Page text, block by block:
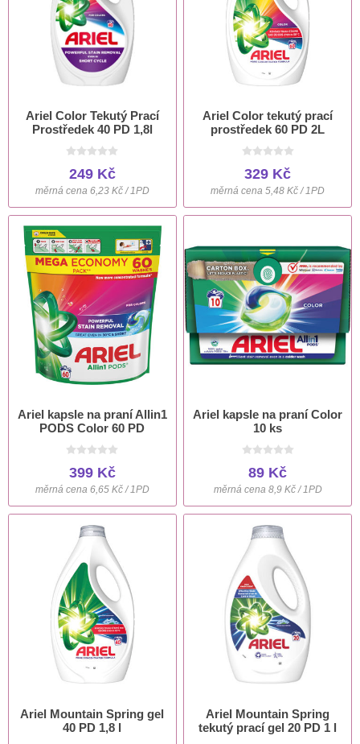
Ariel Color Tekutý Prací
Prostředek 40 PD 1,8l
249 Kč
měrná cena 6,23 Kč / 1PD
Ariel Color tekutý prací
prostředek 60 PD 2L
329 Kč
měrná cena 5,48 Kč / 1PD
Ariel kapsle na praní Allin1
PODS Color 60 PD
399 Kč
měrná cena 6,65 Kč / 1PD
Ariel kapsle na praní Color
10 ks
89 Kč
měrná cena 8,9 Kč / 1PD
Ariel Mountain Spring gel
40 PD 1,8 l
Ariel Mountain Spring
tekutý prací gel 20 PD 1 l